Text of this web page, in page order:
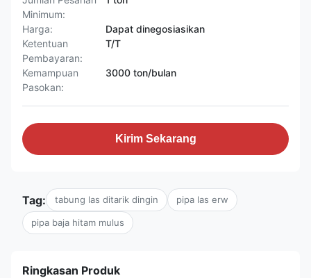
Minimum:
Harga:
Dapat dinegosiasikan
Ketentuan
Pembayaran:
T/T
Kemampuan
Pasokan:
3000 ton/bulan
Kirim Sekarang
Tag: tabung las ditarik dingin pipa las erw
pipa baja hitam mulus
Ringkasan Produk